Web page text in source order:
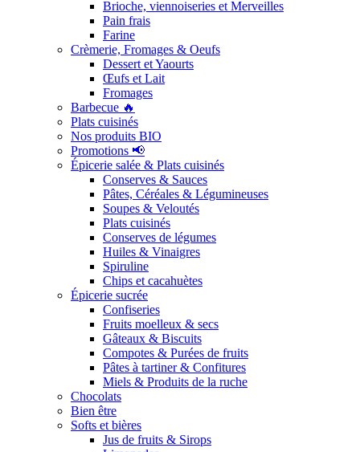
Brioche, viennoiseries et Merveilles
Pain frais
Farine
Crèmerie, Fromages & Oeufs
Dessert et Yaourts
Œufs et Lait
Fromages
Barbecue 🔥
Plats cuisinés
Nos produits BIO
Promotions 📢
Épicerie salée & Plats cuisinés
Conserves & Sauces
Pâtes, Céréales & Légumineuses
Soupes & Veloutés
Plats cuisinés
Conserves de légumes
Huiles & Vinaigres
Spiruline
Chips et cacahuètes
Épicerie sucrée
Confiseries
Fruits moelleux & secs
Gâteaux & Biscuits
Compotes & Purées de fruits
Pâtes à tartiner & Confitures
Miels & Produits de la ruche
Chocolats
Bien être
Softs et bières
Jus de fruits & Sirops